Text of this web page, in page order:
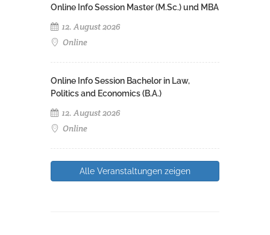
Online Info Session Master (M.Sc.) und MBA
12. August 2026
Online
Online Info Session Bachelor in Law,
Politics and Economics (B.A.)
12. August 2026
Online
Alle Veranstaltungen zeigen